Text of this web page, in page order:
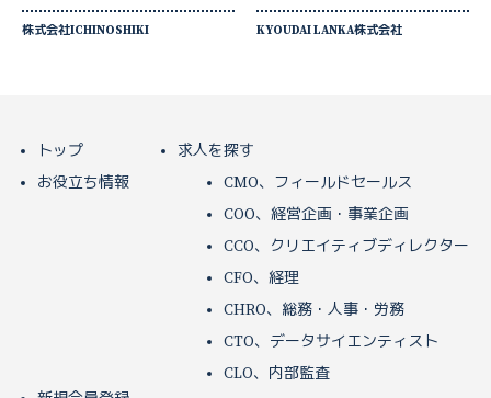
株式会社ICHINOSHIKI KYOUDAI LANKA株式会社
トップ
お役立ち情報
求人を探す
CMO、フィールドセールス
COO、経営企画・事業企画
CCO、クリエイティブディレクター
CFO、経理
CHRO、総務・人事・労務
CTO、データサイエンティスト
CLO、内部監査